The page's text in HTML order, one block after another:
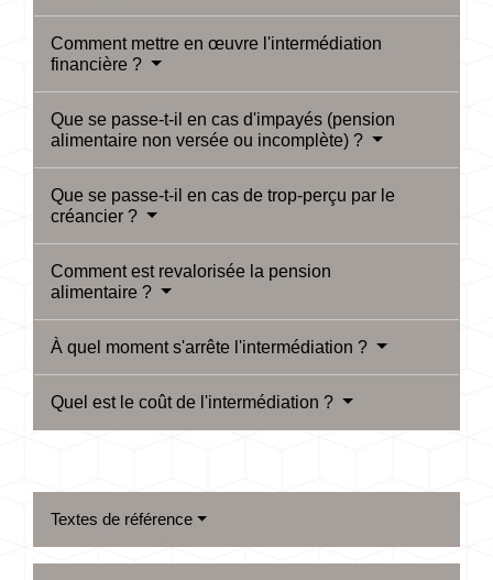
Comment mettre en œuvre l'intermédiation
financière ?
Que se passe-t-il en cas d'impayés (pension
alimentaire non versée ou incomplète) ?
Que se passe-t-il en cas de trop-perçu par le
créancier ?
Comment est revalorisée la pension
alimentaire ?
À quel moment s'arrête l'intermédiation ?
Quel est le coût de l'intermédiation ?
Textes de référence